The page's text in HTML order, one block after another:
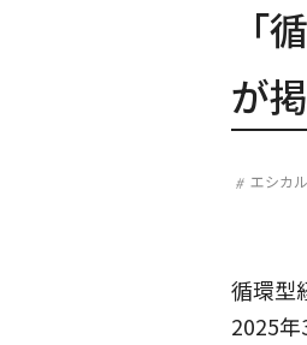
「
が
エシカ
循環型
2025年